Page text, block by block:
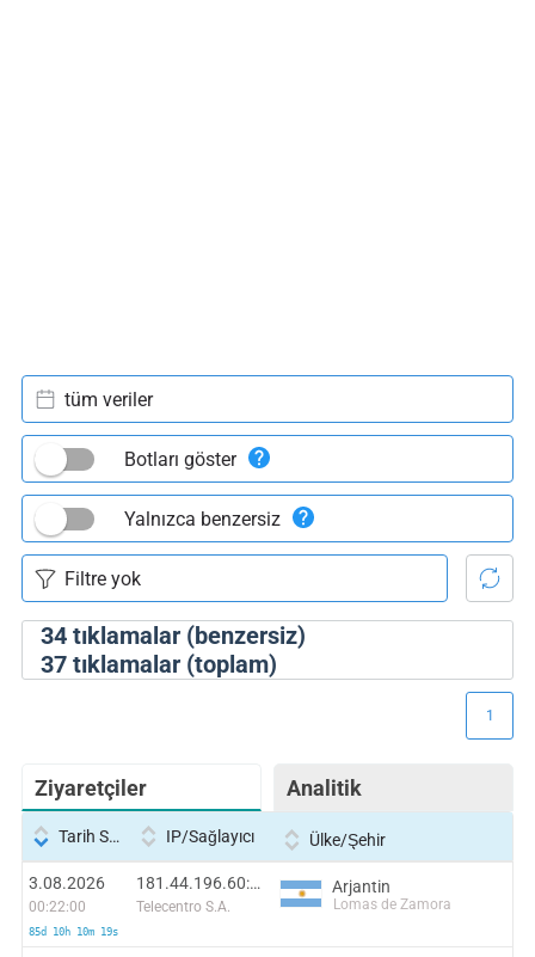
34tıklamalar (benzersiz)
37tıklamalar (toplam)
tüm veriler
Botları göster
Yalnızca benzersiz
Ziyaretçiler Analitik
1
Tarih Saati IP/Sağlayıcı Ülke/Şehir
3.08.2026
00:22:00
85d 10h 10m 19s
181.44.196.60:49934
Telecentro S.A.
Arjantin
Lomas de Zamora